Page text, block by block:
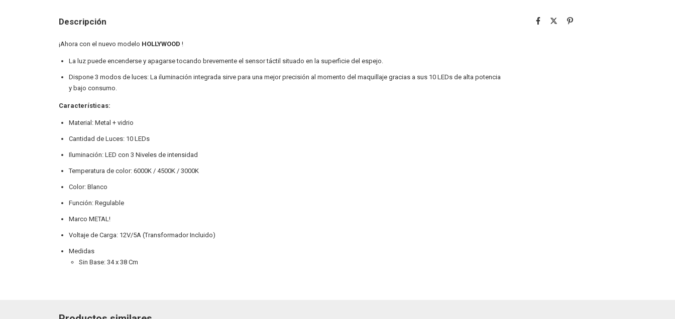
Descripción
¡Ahora con el nuevo modelo HOLLYWOOD !
La luz puede encenderse y apagarse tocando brevemente el sensor táctil situado en la superficie del espejo.
Dispone 3 modos de luces: La iluminación integrada sirve para una mejor precisión al momento del maquillaje gracias a sus 10 LEDs de alta potencia
y bajo consumo.
Características:
Material: Metal + vidrio
Cantidad de Luces: 10 LEDs
Iluminación: LED con 3 Niveles de intensidad
Temperatura de color: 6000K / 4500K / 3000K
Color: Blanco
Función: Regulable
Marco METAL!
Voltaje de Carga: 12V/5A (Transformador Incluido)
Medidas
Sin Base: 34 x 38 Cm